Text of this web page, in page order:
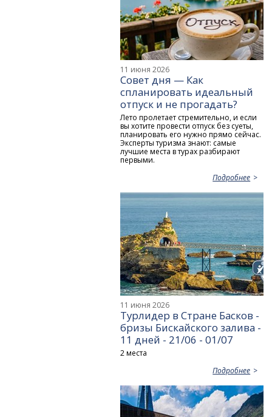
11 июня 2026
Совет дня — Как
спланировать идеальный
отпуск и не прогадать?
Лето пролетает стремительно, и если
вы хотите провести отпуск без суеты,
планировать его нужно прямо сейчас.
Эксперты туризма знают: самые
лучшие места в турах разбирают
первыми.
Подробнее
11 июня 2026
Турлидер в Стране Басков -
бризы Бискайского залива -
11 дней - 21/06 - 01/07
2 места
Подробнее